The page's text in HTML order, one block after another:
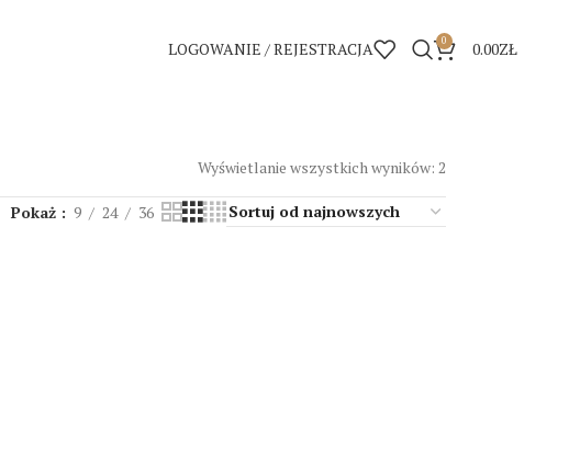
LOGOWANIE / REJESTRACJA 0 0.00ZŁ
Wyświetlanie wszystkich wyników: 2
Pokaż 9 24 36